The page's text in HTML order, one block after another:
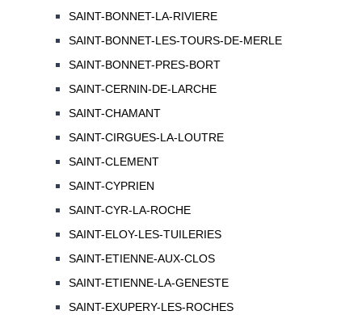
SAINT-BONNET-LA-RIVIERE
SAINT-BONNET-LES-TOURS-DE-MERLE
SAINT-BONNET-PRES-BORT
SAINT-CERNIN-DE-LARCHE
SAINT-CHAMANT
SAINT-CIRGUES-LA-LOUTRE
SAINT-CLEMENT
SAINT-CYPRIEN
SAINT-CYR-LA-ROCHE
SAINT-ELOY-LES-TUILERIES
SAINT-ETIENNE-AUX-CLOS
SAINT-ETIENNE-LA-GENESTE
SAINT-EXUPERY-LES-ROCHES